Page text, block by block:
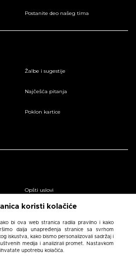
koristi kolačiće
bi ova web stranica radila pravilno i kako
dalja unapređenja stranice sa svrhom
iskustva, kako bismo personalizovali sadržaj i
medija i analizirali promet. Nastavkom
upotrebu kolačića.
Postanite deo našeg tima
Žalbe i sugestije
Najčešća pitanja
Poklon kartice
Opšti uslovi
Pravilnik o zaštiti podataka o ličnosti